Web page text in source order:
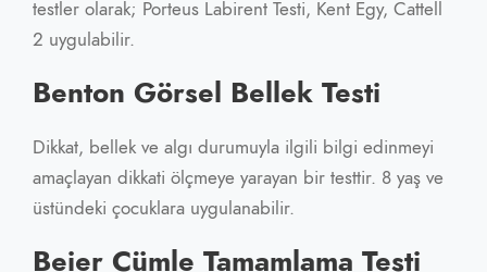
testler olarak; Porteus Labirent Testi, Kent Egy, Cattell
2 uygulabilir.
Benton Görsel Bellek Testi
Dikkat, bellek ve algı durumuyla ilgili bilgi edinmeyi
amaçlayan dikkati ölçmeye yarayan bir testtir. 8 yaş ve
üstündeki çocuklara uygulanabilir.
Beier Cümle Tamamlama Testi